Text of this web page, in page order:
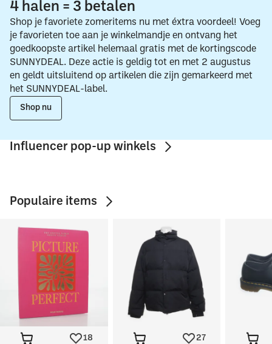
4 halen = 3 betalen
Shop je favoriete zomeritems nu met éxtra voordeel! Voeg
je favorieten toe aan je winkelmandje en ontvang het
goedkoopste artikel helemaal gratis met de kortingscode
SUNNYDEAL. Deze actie is geldig tot en met 2 augustus
en geldt uitsluitend op artikelen die zijn gemarkeerd met
het SUNNYDEAL-label.
Shop nu
Influencer pop-up winkels
Laura & Nicolas
Populaire items
18 27